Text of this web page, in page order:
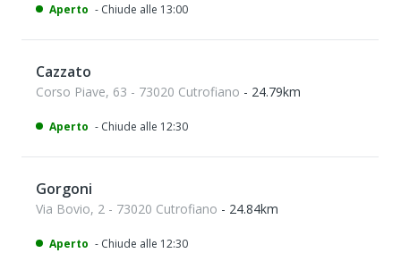
Aperto - Chiude alle 13:00
Cazzato
Corso Piave, 63 - 73020 Cutrofiano - 24.79km
Aperto - Chiude alle 12:30
Gorgoni
Via Bovio, 2 - 73020 Cutrofiano - 24.84km
Aperto - Chiude alle 12:30